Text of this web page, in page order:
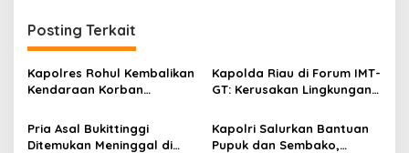
Posting Terkait
Kapolres Rohul Kembalikan
Kendaraan Korban
Kasih Pak, Mobil Kami
Sudah Kembali
Kapolda Riau di Forum IMT-
GT: Kerusakan Lingkungan
Ancaman Keamanan
Pria Asal Bukittinggi
Ditemukan Meninggal di
Kapolri Salurkan Bantuan
Pupuk dan Sembako,